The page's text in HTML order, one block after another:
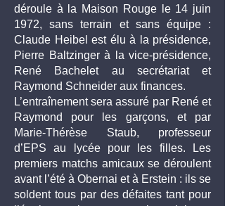
déroule à la Maison Rouge le 14 juin
1972, sans terrain et sans équipe :
Claude Heibel est élu à la présidence,
Pierre Baltzinger à la vice-présidence,
René Bachelet au secrétariat et
Raymond Schneider aux finances.
L’entraînement sera assuré par René et
Raymond pour les garçons, et par
Marie-Thérèse Staub, professeur
d’EPS au lycée pour les filles. Les
premiers matchs amicaux se déroulent
avant l’été à Obernai et à Erstein : ils se
soldent tous par des défaites tant pour